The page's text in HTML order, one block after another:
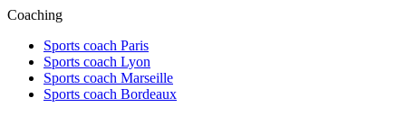
Coaching
Sports coach Paris
Sports coach Lyon
Sports coach Marseille
Sports coach Bordeaux